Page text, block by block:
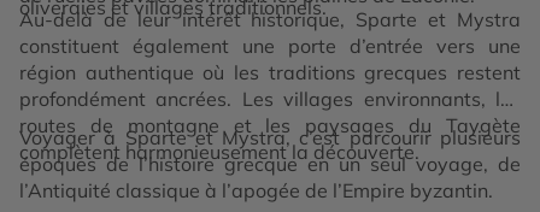
oliveraies et villages traditionnels.
Au-delà de leur intérêt historique, Sparte et Mystra
constituent également une porte d’entrée vers une
région authentique où les traditions grecques restent
profondément ancrées. Les villages environnants, les
routes de montagne et les paysages du Taygète
complètent harmonieusement la découverte.
Voyager à Sparte et Mystra, c’est parcourir plusieurs
époques de l’histoire grecque en un seul voyage, de
l’Antiquité classique à l’apogée de l’Empire byzantin.